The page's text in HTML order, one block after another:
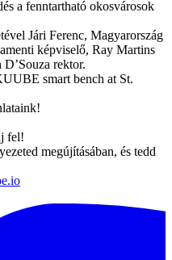
a fenntartható okosvárosok
Jári Ferenc, Magyarország
képviselő, Ray Martins
rektor.
fel!
megújításában, és tedd